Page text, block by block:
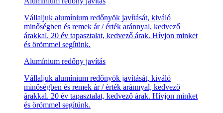
Vállaljuk alumínium redőnyök javítását, kiváló
minőségben és remek ár / érték aránnyal, kedvező
árakkal. 20 év tapasztalat, kedvező árak. Hívjon minket
és örömmel segítünk.
Alumínium redőny javítás
Vállaljuk alumínium redőnyök javítását, kiváló
minőségben és remek ár / érték aránnyal, kedvező
árakkal. 20 év tapasztalat, kedvező árak. Hívjon minket
és örömmel segítünk.